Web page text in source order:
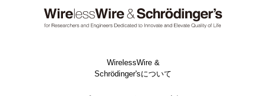
WirelessWire &
Schrödinger'sについて